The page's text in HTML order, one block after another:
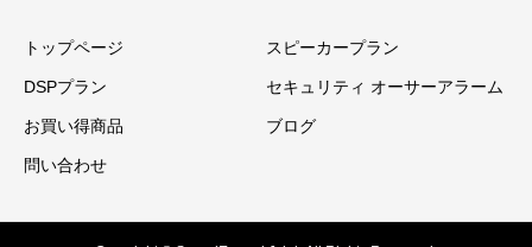
トップページ スピーカープラン
DSPプラン セキュリティ オーサーアラーム
お買い得商品 ブログ
問い合わせ